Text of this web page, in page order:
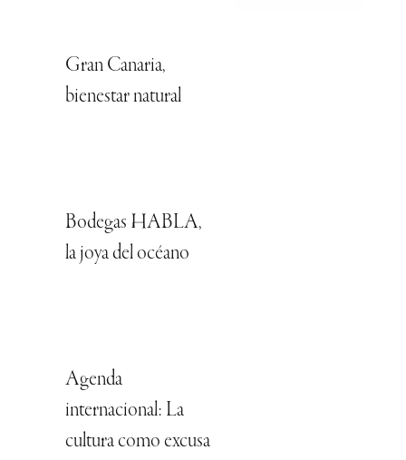
Gran Canaria,
bienestar natural
Bodegas HABLA,
la joya del océano
Agenda
internacional: La
cultura como excusa